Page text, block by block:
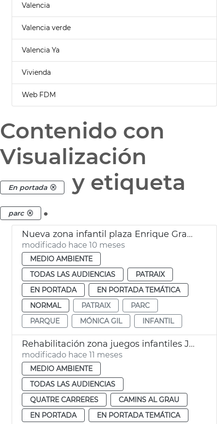
Valencia
Valencia verde
Valencia Ya
Vivienda
Web FDM
Contenido con
Visualización
En portada y etiqueta
parc .
Nueva zona infantil plaza Enrique Granados València
modificado hace 10 meses
MEDIO AMBIENTE
TODAS LAS AUDIENCIAS
PATRAIX
EN PORTADA
EN PORTADA TEMÁTICA
NORMAL
PATRAIX
PARC
PARQUE
MÓNICA GIL INFANTIL
Rehabilitación zona juegos infantiles Jardín del Túria València
modificado hace 11 meses
MEDIO AMBIENTE
TODAS LAS AUDIENCIAS
QUATRE CARRERES
CAMINS AL GRAU
EN PORTADA
EN PORTADA TEMÁTICA